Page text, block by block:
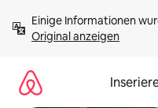
Inhalten
springenOriginal anzeigen